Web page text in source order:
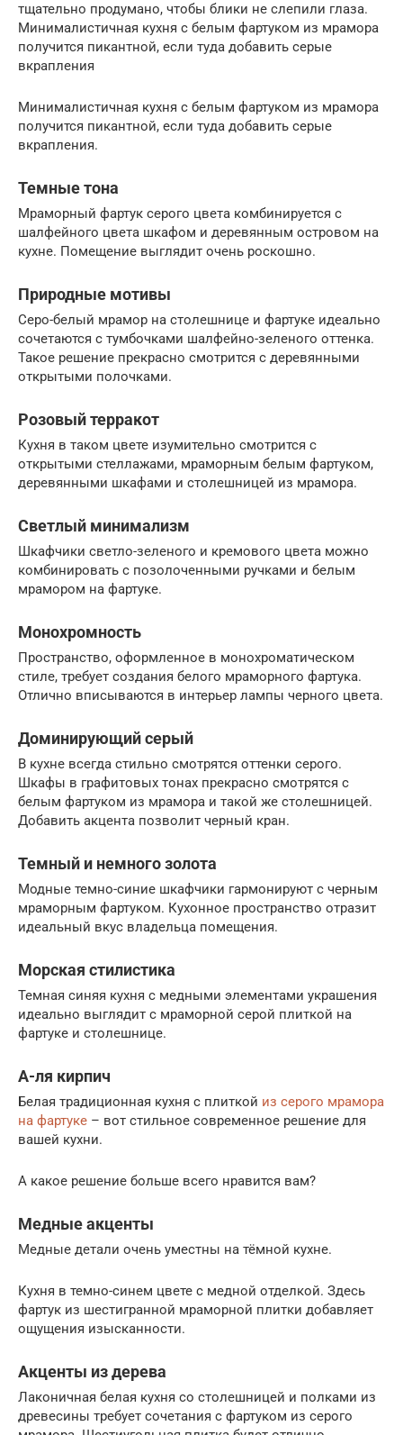
тщательно продумано, чтобы блики не слепили глаза.
Минималистичная кухня с белым фартуком из мрамора
получится пикантной, если туда добавить серые
вкрапления
Минималистичная кухня с белым фартуком из мрамора
получится пикантной, если туда добавить серые
вкрапления.
Темные тона
Мраморный фартук серого цвета комбинируется с
шалфейного цвета шкафом и деревянным островом на
кухне. Помещение выглядит очень роскошно.
Природные мотивы
Серо-белый мрамор на столешнице и фартуке идеально
сочетаются с тумбочками шалфейно-зеленого оттенка.
Такое решение прекрасно смотрится с деревянными
открытыми полочками.
Розовый терракот
Кухня в таком цвете изумительно смотрится с
открытыми стеллажами, мраморным белым фартуком,
деревянными шкафами и столешницей из мрамора.
Светлый минимализм
Шкафчики светло-зеленого и кремового цвета можно
комбинировать с позолоченными ручками и белым
мрамором на фартуке.
Монохромность
Пространство, оформленное в монохроматическом
стиле, требует создания белого мраморного фартука.
Отлично вписываются в интерьер лампы черного цвета.
Доминирующий серый
В кухне всегда стильно смотрятся оттенки серого.
Шкафы в графитовых тонах прекрасно смотрятся с
белым фартуком из мрамора и такой же столешницей.
Добавить акцента позволит черный кран.
Темный и немного золота
Модные темно-синие шкафчики гармонируют с черным
мраморным фартуком. Кухонное пространство отразит
идеальный вкус владельца помещения.
Морская стилистика
Темная синяя кухня с медными элементами украшения
идеально выглядит с мраморной серой плиткой на
фартуке и столешнице.
А-ля кирпич
Белая традиционная кухня с плиткой из серого мрамора
на фартуке – вот стильное современное решение для
вашей кухни.
А какое решение больше всего нравится вам?
Медные акценты
Медные детали очень уместны на тёмной кухне.
Кухня в темно-синем цвете с медной отделкой. Здесь
фартук из шестигранной мраморной плитки добавляет
ощущения изысканности.
Акценты из дерева
Лаконичная белая кухня со столешницей и полками из
древесины требует сочетания с фартуком из серого